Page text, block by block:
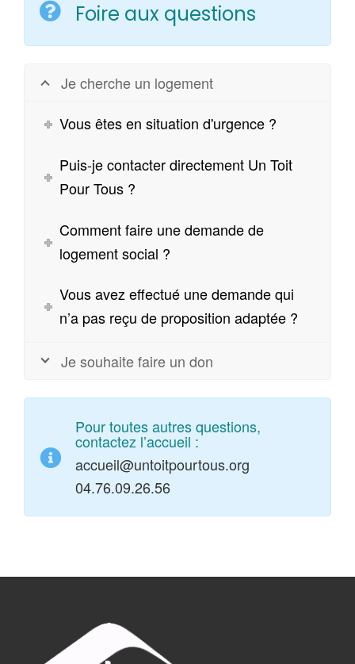
Foire aux questions
Je cherche un logement
Vous êtes en situation d'urgence ?
Puis-je contacter directement Un Toit
Pour Tous ?
Comment faire une demande de
logement social ?
Vous avez effectué une demande qui
n’a pas reçu de proposition adaptée ?
Je souhaite faire un don
Pour toutes autres questions,
contactez l’accueil :
accueil@untoitpourtous.org
04.76.09.26.56